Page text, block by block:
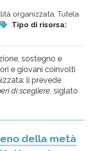
organizzata, Tutela
Tipo di risorsa:
sostegno e
e giovani coinvolti
li prevede
di scegliere, siglato
della metà